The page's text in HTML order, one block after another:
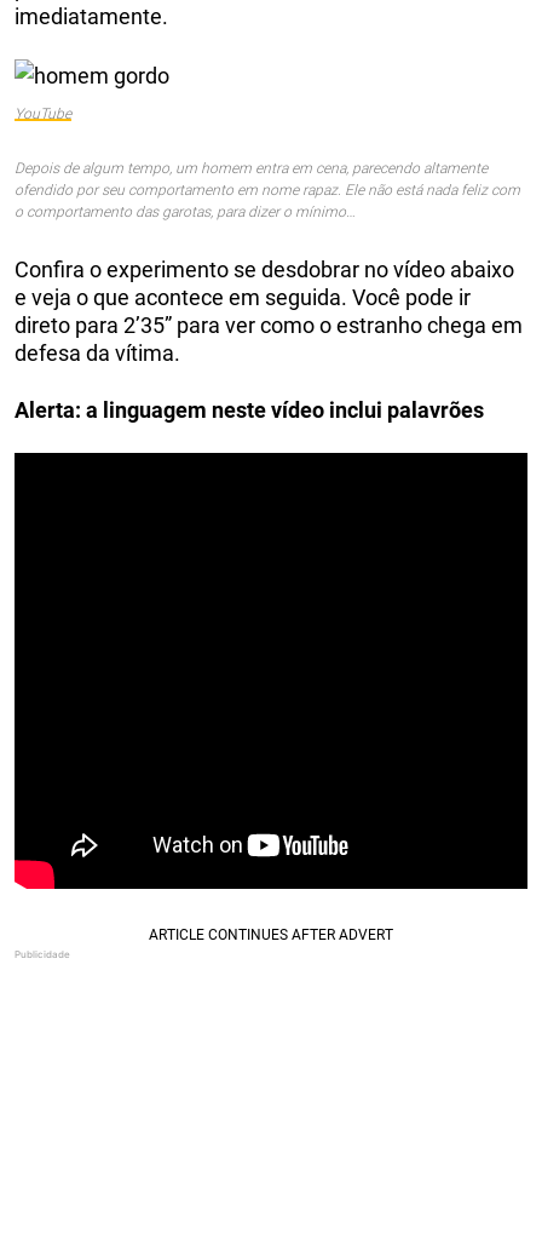
imediatamente.
YouTube
Depois de algum tempo, um homem entra em cena, parecendo altamente
ofendido por seu comportamento em nome rapaz. Ele não está nada feliz com
o comportamento das garotas, para dizer o mínimo…
Confira o experimento se desdobrar no vídeo abaixo
e veja o que acontece em seguida. Você pode ir
direto para 2’35” para ver como o estranho chega em
defesa da vítima.
Alerta: a linguagem neste vídeo inclui palavrões